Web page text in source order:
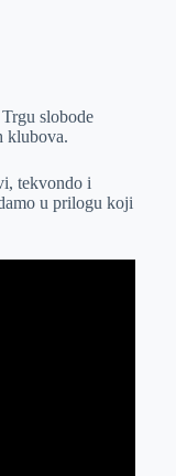
slobode
klubova.
tekvondo i
u prilogu koji